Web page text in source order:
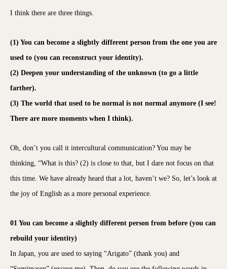
I think there are three things.
(1) You can become a slightly different person from the one you are
used to (you can reconstruct your identity).
(2) Deepen your understanding of the unknown (to go a little
farther).
(3) The world that used to be normal is not normal anymore (I see!
There are more moments when I think).
Oh, don’t you call it intercultural communication? You may be
thinking, “What is this? (2) is close to that, but I dare not focus on that
this time. We have already heard that a lot, haven’t we? So, let’s look at
the joy of English as a more personal experience.
01 You can become a slightly different person from before (you can
rebuild your identity)
In Japan, you are used to saying “Arigato” (thank you) and